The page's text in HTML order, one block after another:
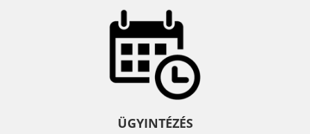
ÜGYINTÉZÉS